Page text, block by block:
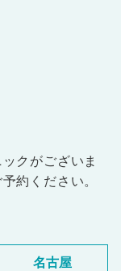
クがございま
約ください。
名古屋